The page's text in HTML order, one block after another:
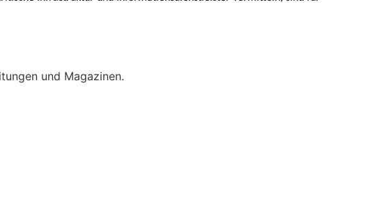
und Magazinen.